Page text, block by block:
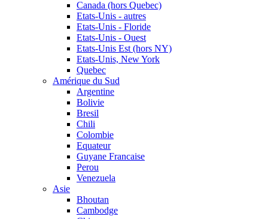
Canada (hors Quebec)
Etats-Unis - autres
Etats-Unis - Floride
Etats-Unis - Ouest
Etats-Unis Est (hors NY)
Etats-Unis, New York
Quebec
Amérique du Sud
Argentine
Bolivie
Bresil
Chili
Colombie
Equateur
Guyane Francaise
Perou
Venezuela
Asie
Bhoutan
Cambodge